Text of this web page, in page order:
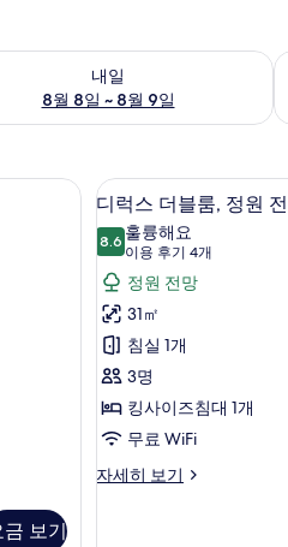
내일
8월 8일 ~ 8월 9일
가능 여부 확인, 8월 8일 ~ 8월 9
, 암막 커튼
금 보기
디
럭
스
더
블
룸,
정
원
전
망
7
디럭스 더블룸, 정원
8.68.6점 만점 중 10점
훌륭해요
이용 후기 4개
(이
용
후
기
4
개)
정원 전망
31㎡
침실 1개
3명
킹사이즈침대 1개
무료 WiFi
자세히 보기
디